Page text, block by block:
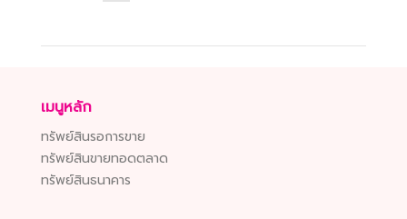
เมนูหลัก
ทรัพย์สินรอการขาย
ทรัพย์สินขายทอดตลาด
ทรัพย์สินธนาคาร